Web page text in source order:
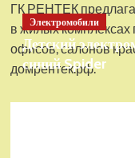
ГК РЕНТЕК
в жилых комплексах
офисов, салонов
домрентек.рф.
Электромобили
Детский
синий Spider